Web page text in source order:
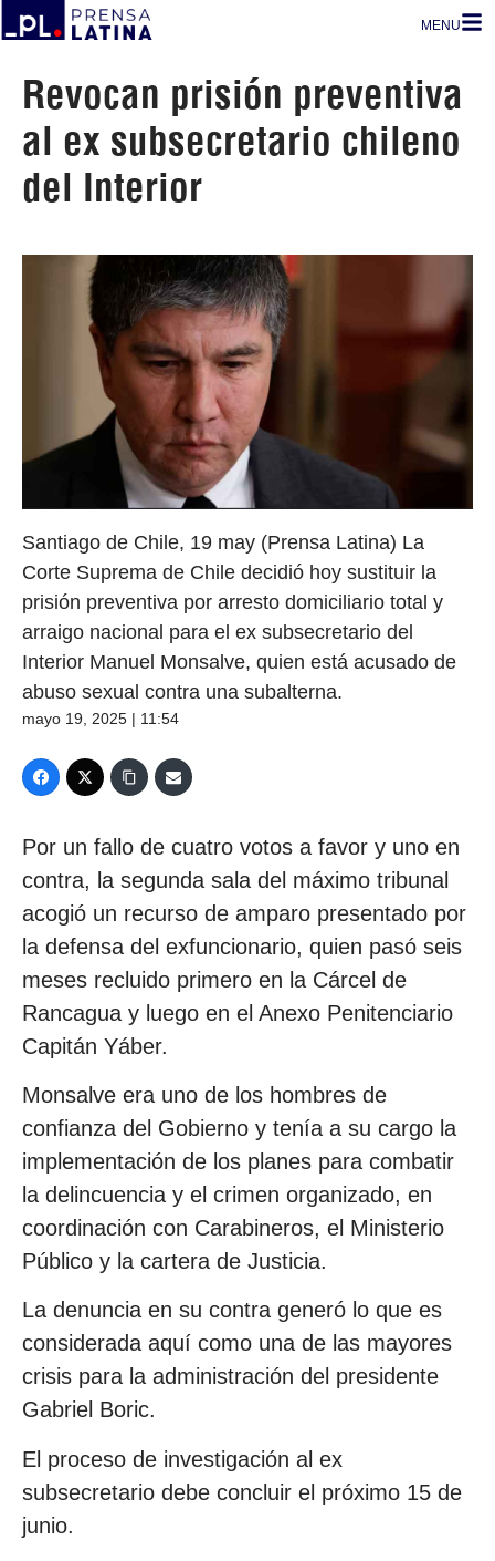
MENU
Revocan prisión preventiva
al ex subsecretario chileno
del Interior
Santiago de Chile, 19 may (Prensa Latina) La
Corte Suprema de Chile decidió hoy sustituir la
prisión preventiva por arresto domiciliario total y
arraigo nacional para el ex subsecretario del
Interior Manuel Monsalve, quien está acusado de
abuso sexual contra una subalterna.
mayo 19, 2025 | 11:54
Por un fallo de cuatro votos a favor y uno en
contra, la segunda sala del máximo tribunal
acogió un recurso de amparo presentado por
la defensa del exfuncionario, quien pasó seis
meses recluido primero en la Cárcel de
Rancagua y luego en el Anexo Penitenciario
Capitán Yáber.
Monsalve era uno de los hombres de
confianza del Gobierno y tenía a su cargo la
implementación de los planes para combatir
la delincuencia y el crimen organizado, en
coordinación con Carabineros, el Ministerio
Público y la cartera de Justicia.
La denuncia en su contra generó lo que es
considerada aquí como una de las mayores
crisis para la administración del presidente
Gabriel Boric.
El proceso de investigación al ex
subsecretario debe concluir el próximo 15 de
junio.